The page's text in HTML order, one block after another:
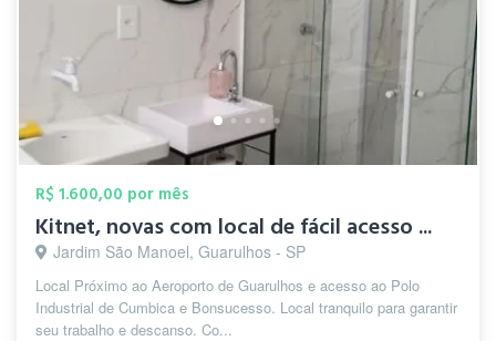
R$ 1.600,00 por mês
Kitnet, novas com local de fácil acesso ...
Jardim São Manoel, Guarulhos - SP
Local Próximo ao Aeroporto de Guarulhos e acesso ao Polo
Industrial de Cumbica e Bonsucesso. Local tranquilo para garantir
seu trabalho e descanso. Co...